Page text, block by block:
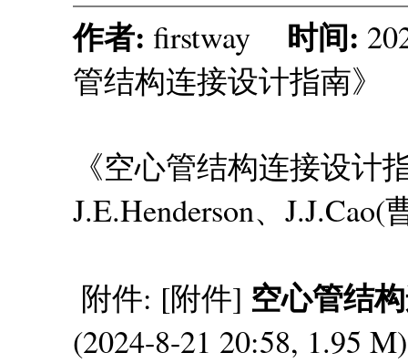
作者: firstway 时间:
管结构连接设计指南》
《空心管结构连接设计
J.E.Henderson、J.J.Cao(
附件: [附件] 空心管结
(2024-8-21 20:58, 1.95